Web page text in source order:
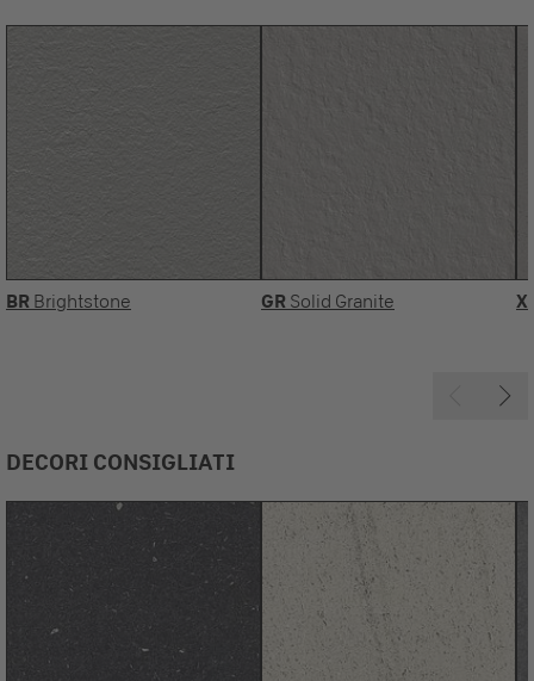
BR Brightstone GR Solid Granite
DECORI CONSIGLIATI